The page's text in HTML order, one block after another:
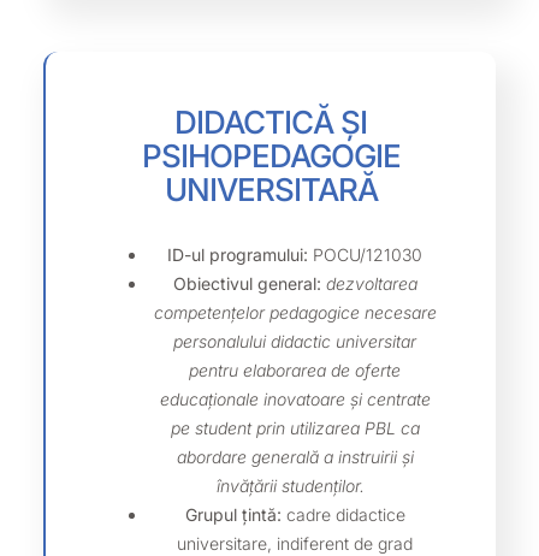
DIDACTICĂ ȘI
PSIHOPEDAGOGIE
UNIVERSITARĂ
ID-ul programului: POCU/121030
Obiectivul general: dezvoltarea
competențelor pedagogice necesare
personalului didactic universitar
pentru elaborarea de oferte
educaționale inovatoare și centrate
pe student prin utilizarea PBL ca
abordare generală a instruirii și
învățării studenților.
Grupul țintă: cadre didactice
universitare, indiferent de grad